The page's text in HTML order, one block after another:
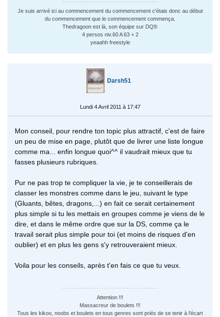
Je suis arrivé ici au commencement du commencement c'étais donc au début
du commencement que le commencement commença.
Thedragoon est là, son équipe sur DQ9:
4 persos niv.60 A 63 + 2
yeaahh freestyle
Darsh51
Lundi 4 Avril 2011 à 17:47
Mon conseil, pour rendre ton topic plus attractif, c'est de faire
un peu de mise en page, plutôt que de livrer une liste longue
comme ma... enfin longue quoi^^ il vaudrait mieux que tu
fasses plusieurs rubriques.
Pur ne pas trop te compliquer la vie, je te conseillerais de
classer les monstres comme dans le jeu, suivant le type
(Gluants, bêtes, dragons,...) en fait ce serait certainement
plus simple si tu les mettais en groupes comme je viens de le
dire, et dans le même ordre que sur la DS, comme ça le
travail serait plus simple pour toi (et moins de risques d'en
oublier) et en plus les gens s'y retrouveraient mieux.
Voila pour les conseils, après t'en fais ce que tu veux.
Attention !!!
Massacreur de boulets !!!
Tous les kikoo, noobs et boulets en tous genres sont priés de se tenir à l'écart